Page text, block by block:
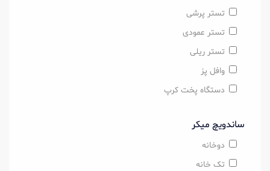
تستر پرشی
تستر عمودی
تستر ریلی
وافل پز
دستگاه پخت کرپ
ساندویچ میکر
دوخانه
تک خانه